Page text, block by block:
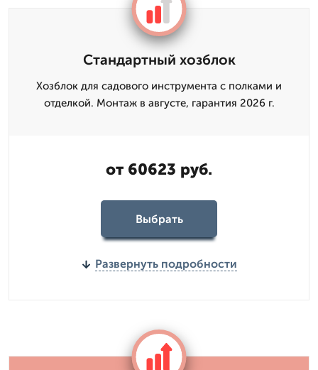
Стандартный хозблок
Хозблок для садового инструмента с полками и
отделкой. Монтаж в августе, гарантия 2026 г.
от 60623 руб.
Выбрать
Развернуть подробности